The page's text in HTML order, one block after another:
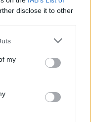
disclose it to other
my